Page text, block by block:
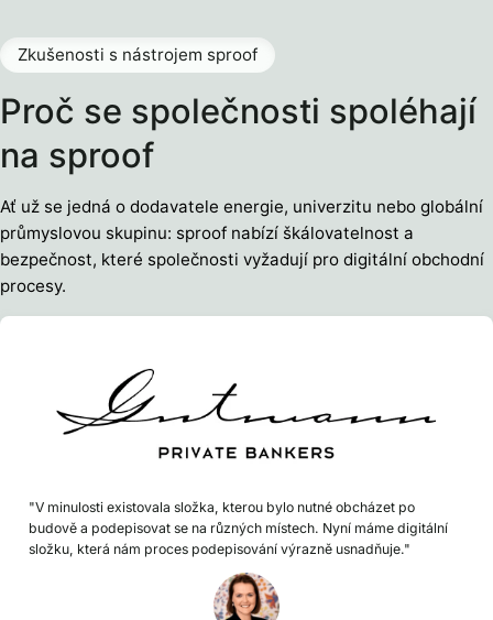
Zkušenosti s nástrojem sproof
Proč se společnosti spoléhají
na sproof
Ať už se jedná o dodavatele energie, univerzitu nebo globální
průmyslovou skupinu: sproof nabízí škálovatelnost a
bezpečnost, které společnosti vyžadují pro digitální obchodní
procesy.
"V minulosti existovala složka, kterou bylo nutné obcházet po
budově a podepisovat se na různých místech. Nyní máme digitální
složku, která nám proces podepisování výrazně usnadňuje."